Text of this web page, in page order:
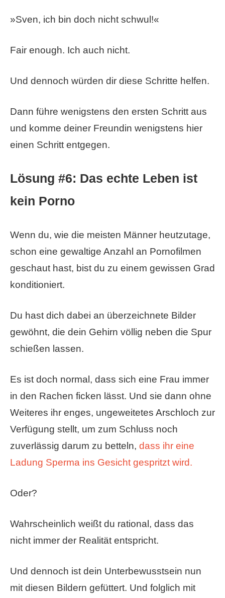
»Sven, ich bin doch nicht schwul!«
Fair enough. Ich auch nicht.
Und dennoch würden dir diese Schritte helfen.
Dann führe wenigstens den ersten Schritt aus
und komme deiner Freundin wenigstens hier
einen Schritt entgegen.
Lösung #6: Das echte Leben ist
kein Porno
Wenn du, wie die meisten Männer heutzutage,
schon eine gewaltige Anzahl an Pornofilmen
geschaut hast, bist du zu einem gewissen Grad
konditioniert.
Du hast dich dabei an überzeichnete Bilder
gewöhnt, die dein Gehirn völlig neben die Spur
schießen lassen.
Es ist doch normal, dass sich eine Frau immer
in den Rachen ficken lässt. Und sie dann ohne
Weiteres ihr enges, ungeweitetes Arschloch zur
Verfügung stellt, um zum Schluss noch
zuverlässig darum zu betteln, dass ihr eine
Ladung Sperma ins Gesicht gespritzt wird.
Oder?
Wahrscheinlich weißt du rational, dass das
nicht immer der Realität entspricht.
Und dennoch ist dein Unterbewusstsein nun
mit diesen Bildern gefüttert. Und folglich mit